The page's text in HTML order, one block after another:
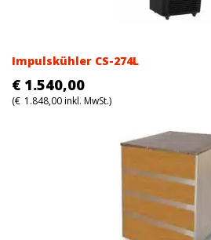
Impulskühler CS-274L
€ 1.540,00
(€ 1.848,00inkl. MwSt.)